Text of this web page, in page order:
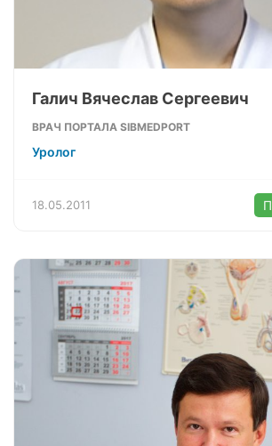
Галич Вячеслав Сергеевич
ВРАЧ ПОРТАЛА SIBMEDPORT
Уролог
18.05.2011